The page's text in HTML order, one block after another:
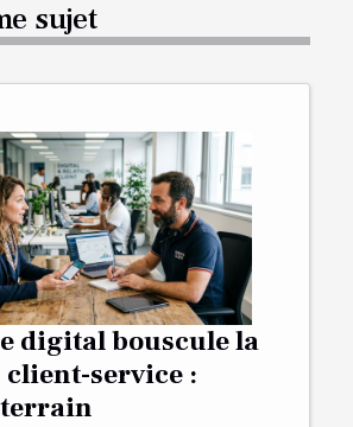
sujet
digital bouscule la
service :